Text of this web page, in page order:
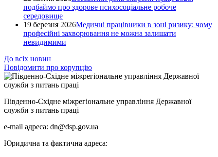
подбаймо про здорове психосоціальне робоче
середовище
19 березня 2026Медичні працівники в зоні ризику: чому
професійні захворювання не можна залишати
невидимими
До всіх новин
Повідомити про корупцію
Південно-Східне міжрегіональне управління Державної
служби з питань праці
e-mail адреса: dn@dsp.gov.ua
Юридична та фактична адреса: